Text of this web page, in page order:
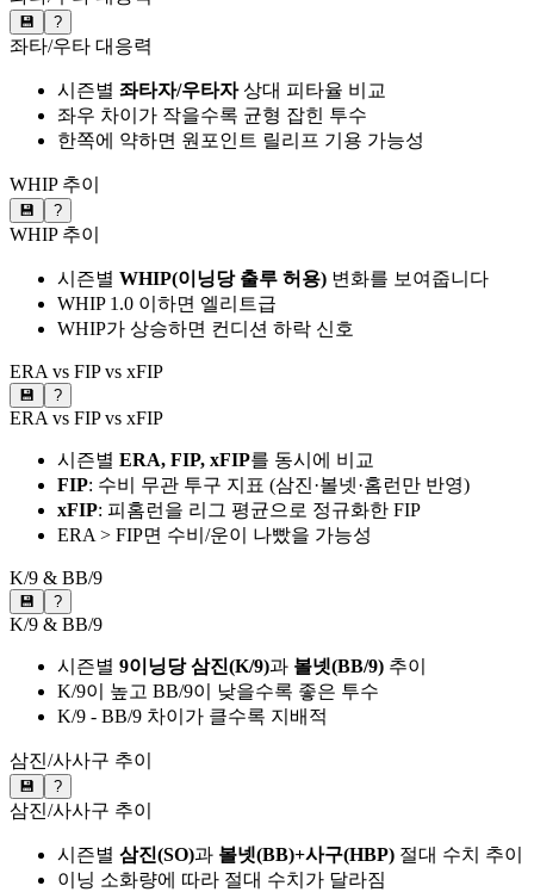
💾 ?
좌타/우타 대응력
시즌별 좌타자/우타자상대 피타율 비교
좌우 차이가 작을수록 균형 잡힌 투수
한쪽에 약하면 원포인트 릴리프 기용 가능성
WHIP 추이
💾 ?
WHIP 추이
시즌별 WHIP(이닝당 출루 허용) 변화를 보여줍니다
WHIP 1.0 이하면 엘리트급
WHIP가 상승하면 컨디션 하락 신호
ERA vs FIP vs xFIP
💾 ?
ERA vs FIP vs xFIP
시즌별 ERA, FIP, xFIP를 동시에 비교
FIP: 수비 무관 투구 지표 (삼진·볼넷·홈런만 반영)
xFIP: 피홈런을 리그 평균으로 정규화한 FIP
ERA > FIP면 수비/운이 나빴을 가능성
K/9 & BB/9
💾 ?
K/9 & BB/9
시즌별 9이닝당 삼진(K/9)과 볼넷(BB/9) 추이
K/9이 높고 BB/9이 낮을수록 좋은 투수
K/9 - BB/9 차이가 클수록 지배적
삼진/사사구 추이
💾 ?
삼진/사사구 추이
시즌별 삼진(SO)과 볼넷(BB)+사구(HBP) 절대 수치 추이
이닝 소화량에 따라 절대 수치가 달라짐